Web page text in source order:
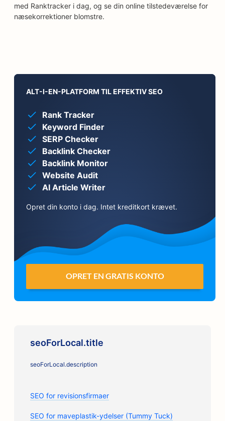
med Ranktracker i dag, og se din online tilstedeværelse for
næsekorrektioner blomstre.
ALT-I-EN-PLATFORM TIL EFFEKTIV SEO
Rank Tracker
Keyword Finder
SERP Checker
Backlink Checker
Backlink Monitor
Website Audit
AI Article Writer
Opret din konto i dag. Intet kreditkort krævet.
OPRET EN GRATIS KONTO
seoForLocal.title
seoForLocal.description
SEO for revisionsfirmaer
SEO for maveplastik-ydelser (Tummy Tuck)